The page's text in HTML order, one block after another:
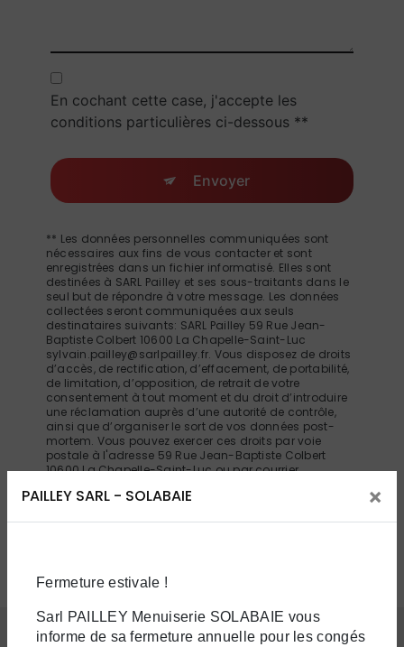
PAILLEY SARL - SOLABAIE ×
Fermeture estivale !
Sarl PAILLEY Menuiserie SOLABAIE vous
informe de sa fermeture annuelle pour les congés
En cochant cette case, j'accepte les
conditions particulières ci-dessous **
Envoyer
** Les données personnelles communiquées sont
nécessaires aux fins de vous contacter et sont
enregistrées dans un fichier informatisé. Elles sont
destinées à SARL Pailley et ses sous-traitants dans le
seul but de répondre à votre message. Les données
collectées seront communiquées aux seuls
destinataires suivants: SARL Pailley 59 Rue Jean-
Baptiste Colbert 10600 La Chapelle-Saint-Luc
sylvain.pailley@sarlpailley.fr. Vous disposez de droits
d’accès, de rectification, d’effacement, de portabilité,
de limitation, d’opposition, de retrait de votre
consentement à tout moment et du droit d’introduire
une réclamation auprès d’une autorité de contrôle,
ainsi que d’organiser le sort de vos données post-
mortem. Vous pouvez exercer ces droits par voie
postale à l'adresse 59 Rue Jean-Baptiste Colbert
10600 La Chapelle-Saint-Luc ou par courrier
Un justificatif d'identité pourra vous être demandé.
prise de contact puis pendant la durée de prescription
disponible à cette adresse: